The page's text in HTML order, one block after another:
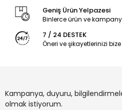
Geniş Ürün Yelpazesi
Binlerce ürün ve
7 / 24 DESTEK
Öneri ve şikayetlerinizi
Kampanya, duyuru,
olmak istiyorum.